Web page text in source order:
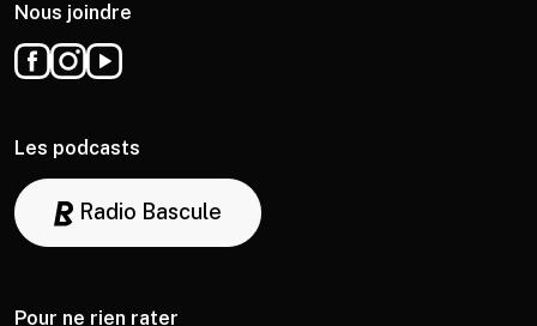
Nous joindre
Les podcasts
Radio Bascule
Pour ne rien rater